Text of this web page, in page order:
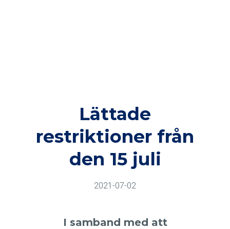
Lättade
restriktioner från
den 15 juli
2021-07-02
I samband med att